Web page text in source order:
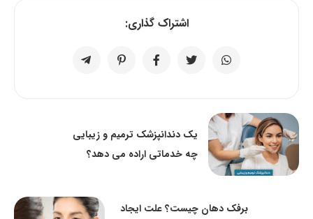
اشتراک گذاری:
یک دندانپزشک ترمیم و زیبایی
چه خدماتی اراده می دهد؟
برفک دهان چیست؟ علت ایجاد